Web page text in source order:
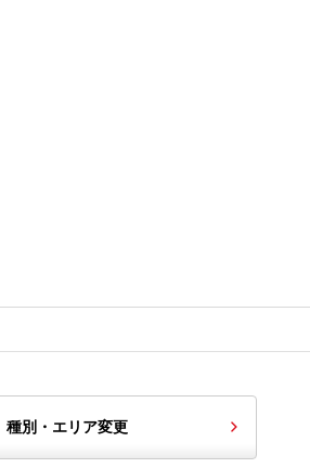
種別・エリア変更